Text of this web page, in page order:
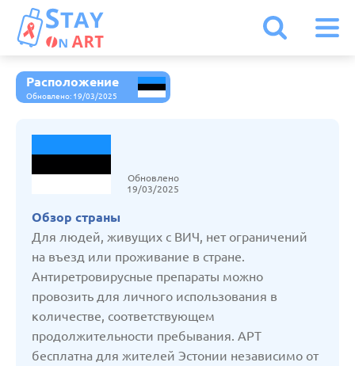
Расположение
Обновлено: 19/03/2025
Обновлено
19/03/2025
Обзор страны
Для людей, живущих с ВИЧ, нет ограничений
на въезд или проживание в стране.
Антиретровирусные препараты можно
провозить для личного использования в
количестве, соответствующем
продолжительности пребывания. АРТ
бесплатна для жителей Эстонии независимо от
Австрия
Бельгия
Болгария
Великобритания